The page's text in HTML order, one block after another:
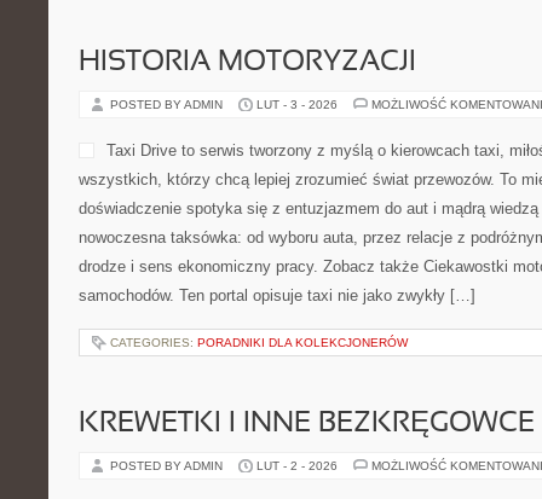
HISTORIA MOTORYZACJI
POSTED BY ADMIN LUT - 3 - 2026 MOŻLIWOŚĆ
Taxi Drive to serwis tworzony z myślą o kierowcach taxi,
wszystkich, którzy chcą lepiej zrozumieć świat przewozów. To
doświadczenie spotyka się z entuzjazmem do aut i mądrą wiedzą
nowoczesna taksówka: od wyboru auta, przez relacje z
drodze i sens ekonomiczny pracy. Zobacz także Ciekawostki
samochodów. Ten portal opisuje taxi nie jako zwykły […]
CATEGORIES: PORADNIKI DLA KOLEKCJONERÓW
KREWETKI I INNE BEZKRĘGOWCE
POSTED BY ADMIN LUT - 2 - 2026 MOŻLIWOŚĆ